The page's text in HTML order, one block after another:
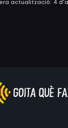
actualització: 4